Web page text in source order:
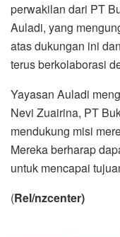
perwakilan dari PT
Auladi, yang
atas dukungan ini
terus berkolaborasi
Yayasan Auladi
Nevi Zuairina, PT
mendukung misi
Mereka berharap
untuk mencapai
(Rel/nzcenter)